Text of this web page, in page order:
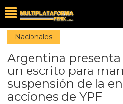
Nacionales
Argentina presenta
un escrito para
suspensión de la
acciones de YPF